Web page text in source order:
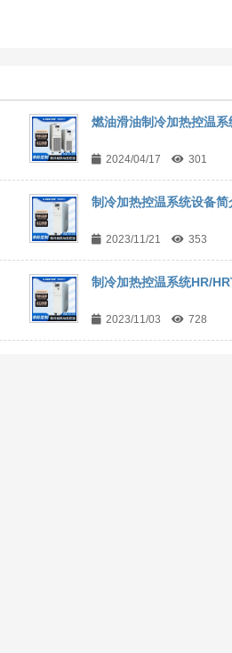
燃油滑油制冷加热控温系
2024/04/17 301
制冷加热控温系统设备简
2023/11/21 353
制冷加热控温系统HR/
2023/11/03 728